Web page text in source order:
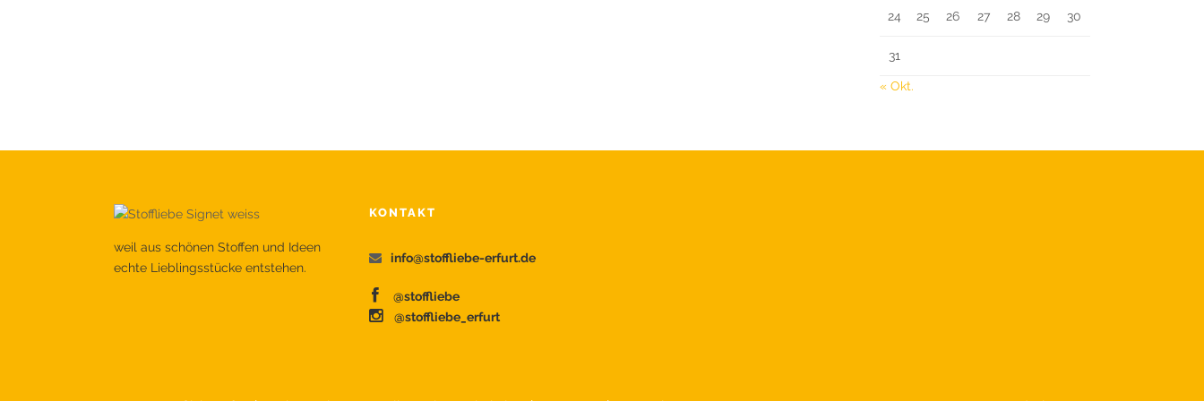
24 25 26 27 28 29 30
31
« Okt.
weil aus schönen Stoffen und Ideen
echte Lieblingsstücke entstehen.
KONTAKT
info@stoffliebe-erfurt.de
@stoffliebe
@stoffliebe_erfurt